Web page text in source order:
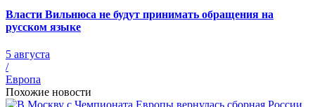
Власти Вильнюса не будут принимать обращения на
русском языке
5 августа
/
Европа
Похожие новости